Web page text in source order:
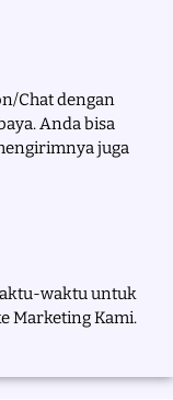
Chat dengan
Anda bisa
juga
waktu untuk
Marketing Kami.